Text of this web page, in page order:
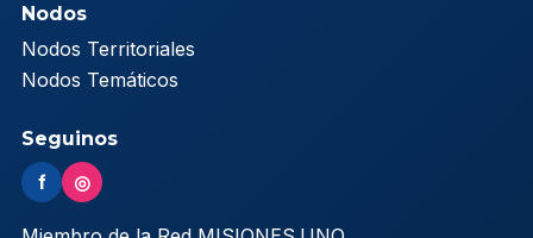
Nodos
Nodos Territoriales
Nodos Temáticos
Seguinos
f ◎